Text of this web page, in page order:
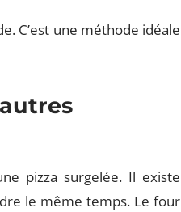
C’est une méthode idéale
pizza surgelée. Il existe
le même temps. Le four